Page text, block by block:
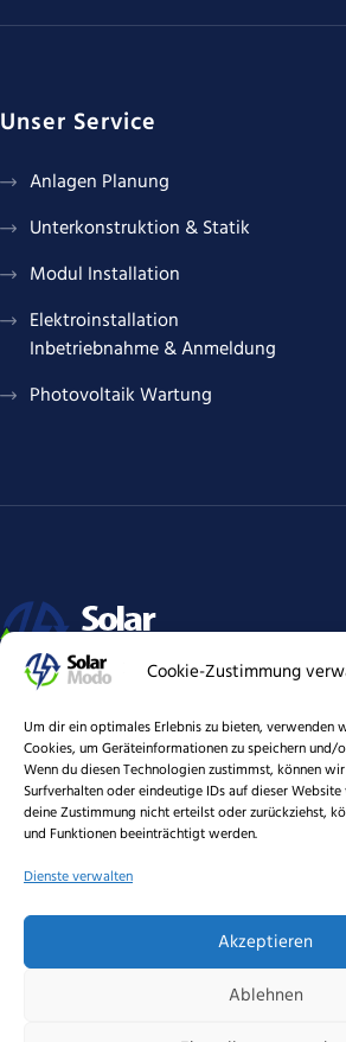
Cookie-Zustimmung
Um dir ein optimales Erlebnis zu bieten, verwenden
Cookies, um Geräteinformationen zu speichern und/
Wenn du diesen Technologien zustimmst, können
Surfverhalten oder eindeutige IDs auf dieser
deine Zustimmung nicht erteilst oder zurückziehst,
und Funktionen beeinträchtigt werden.
Dienste verwalten
Akzeptieren
Ablehnen
Unser Service
Anlagen Planung
Unterkonstruktion & Statik
Modul Installation
Elektroinstallation
Inbetriebnahme & Anmeldung
Photovoltaik Wartung
Wirtschaft. Es ist unsere Pflicht, unseren
Welt zu hinterlassen. Strom aus
unser Klima. SolarModo unterstützt eine
Zukunft.